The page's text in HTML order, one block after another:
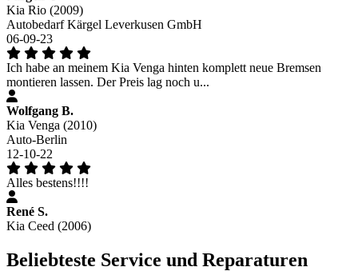
Kia Rio (2009)
Autobedarf Kärgel Leverkusen GmbH
06-09-23
Ich habe an meinem Kia Venga hinten komplett neue Bremsen
montieren lassen. Der Preis lag noch u...
Wolfgang B.
Kia Venga (2010)
Auto-Berlin
12-10-22
Alles bestens!!!!
René S.
Kia Ceed (2006)
Beliebteste Service und Reparaturen